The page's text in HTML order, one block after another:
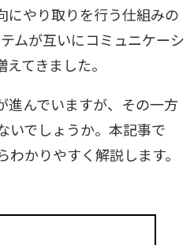
やり取りを行う仕組みの
ムが互いにコミュニケーシ
てきました。
進んでいますが、その一方
いでしょうか。本記事で
かりやすく解説します。